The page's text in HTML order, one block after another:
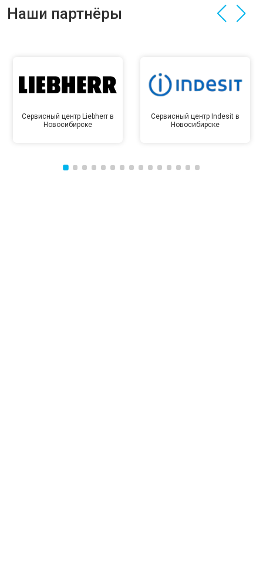
Наши партнёры
Сервисный центр Liebherr в
Новосибирске
Сервисный центр Indesit в
Новосибирске